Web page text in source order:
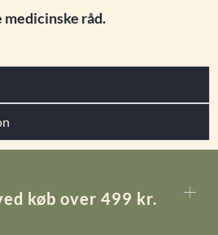
råd.
køb over 499 kr.